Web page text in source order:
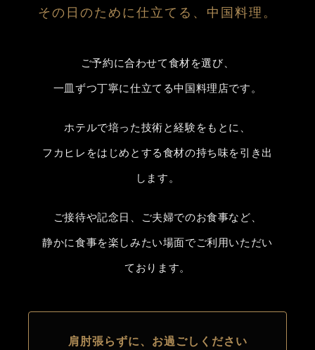
その日のために仕立てる、中国料理。
ご予約に合わせて食材を選び、
一皿ずつ丁寧に仕立てる中国料理店です。
ホテルで培った技術と経験をもとに、
フカヒレをはじめとする食材の持ち味を引き出
します。
ご接待や記念日、ご夫婦でのお食事など、
静かに食事を楽しみたい場面でご利用いただい
ております。
肩肘張らずに、お過ごしください